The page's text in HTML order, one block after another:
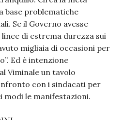
base problematiche
Se il Governo avesse
di estrema durezza sui
migliaia di occasioni per
Ed è intenzione
Viminale un tavolo
con i sindacati per
modi le manifestazioni.